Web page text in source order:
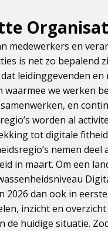
medewerkers en
is net zo bepalend
leidinggevenden en
waarmee we werken
en
worden al
tot digitale
nemen deel
in maart. Om een
2026 dan ook in
inzicht en overzicht
de huidige situatie.